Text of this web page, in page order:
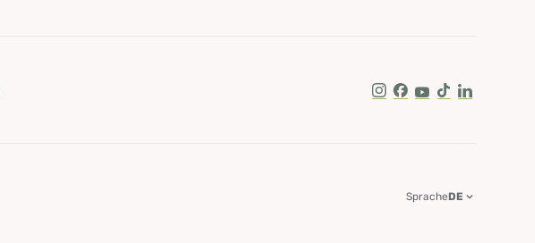
Instagram
Facebook
Youtube
Tik TokLinkedIn
SpracheDE